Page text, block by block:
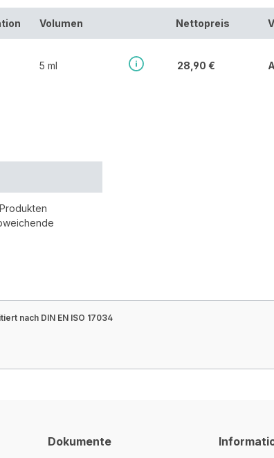
Volumen Nettopreis
5 ml 28,90 €
nach DIN EN ISO 17034
Dokumente